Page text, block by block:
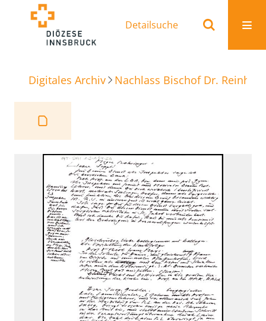
Detailsuche
Digitales Archiv Nachlass Bischof Dr.